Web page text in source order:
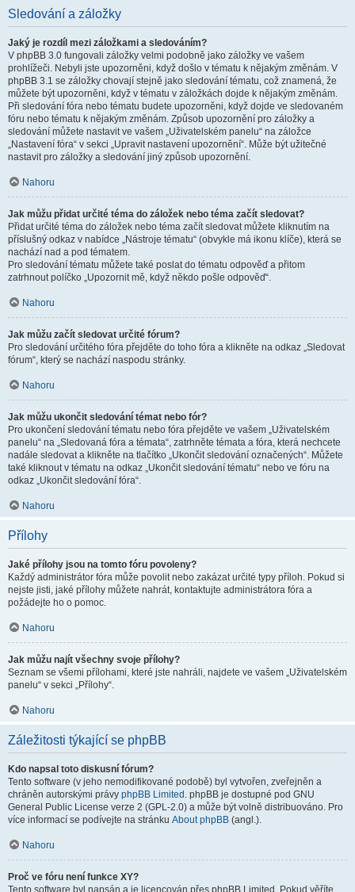
Sledování a záložky
Jaký je rozdíl mezi záložkami a sledováním?
V phpBB 3.0 fungovali záložky velmi podobně jako záložky ve vašem
prohlížeči. Nebyli jste upozorněni, když došlo v tématu k nějakým změnám. V
phpBB 3.1 se záložky chovají stejně jako sledování tématu, což znamená, že
můžete být upozorněni, když v tématu v záložkách dojde k nějakým změnám.
Při sledování fóra nebo tématu budete upozorněni, když dojde ve sledovaném
fóru nebo tématu k nějakým změnám. Způsob upozornění pro záložky a
sledování můžete nastavit ve vašem „Uživatelském panelu“ na záložce
„Nastavení fóra“ v sekci „Upravit nastavení upozornění“. Může být užitečné
nastavit pro záložky a sledování jiný způsob upozornění.
Nahoru
Jak můžu přidat určité téma do záložek nebo téma začít sledovat?
Přidat určité téma do záložek nebo téma začít sledovat můžete kliknutím na
příslušný odkaz v nabídce „Nástroje tématu“ (obvykle má ikonu klíče), která se
nachází nad a pod tématem.
Pro sledování tématu můžete také poslat do tématu odpověď a přitom
zatrhnout políčko „Upozornit mě, když někdo pošle odpověď“.
Nahoru
Jak můžu začít sledovat určité fórum?
Pro sledování určitého fóra přejděte do toho fóra a klikněte na odkaz „Sledovat
fórum“, který se nachází naspodu stránky.
Nahoru
Jak můžu ukončit sledování témat nebo fór?
Pro ukončení sledování tématu nebo fóra přejděte ve vašem „Uživatelském
panelu“ na „Sledovaná fóra a témata“, zatrhněte témata a fóra, která nechcete
nadále sledovat a klikněte na tlačítko „Ukončit sledování označených“. Můžete
také kliknout v tématu na odkaz „Ukončit sledování tématu“ nebo ve fóru na
odkaz „Ukončit sledování fóra“.
Nahoru
Přílohy
Jaké přílohy jsou na tomto fóru povoleny?
Každý administrátor fóra může povolit nebo zakázat určité typy příloh. Pokud si
nejste jisti, jaké přílohy můžete nahrát, kontaktujte administrátora fóra a
požádejte ho o pomoc.
Nahoru
Jak můžu najít všechny svoje přílohy?
Seznam se všemi přílohami, které jste nahráli, najdete ve vašem „Uživatelském
panelu“ v sekci „Přílohy“.
Nahoru
Záležitosti týkající se phpBB
Kdo napsal toto diskusní fórum?
Tento software (v jeho nemodifikované podobě) byl vytvořen, zveřejněn a
chráněn autorskými právy phpBB Limited . phpBB je dostupné pod GNU
General Public License verze 2 (GPL-2.0) a může být volně distribuováno. Pro
více informací se podívejte na stránku About phpBB (angl.).
Nahoru
Proč ve fóru není funkce XY?
Tento software byl napsán a je licencován přes phpBB Limited. Pokud věříte,